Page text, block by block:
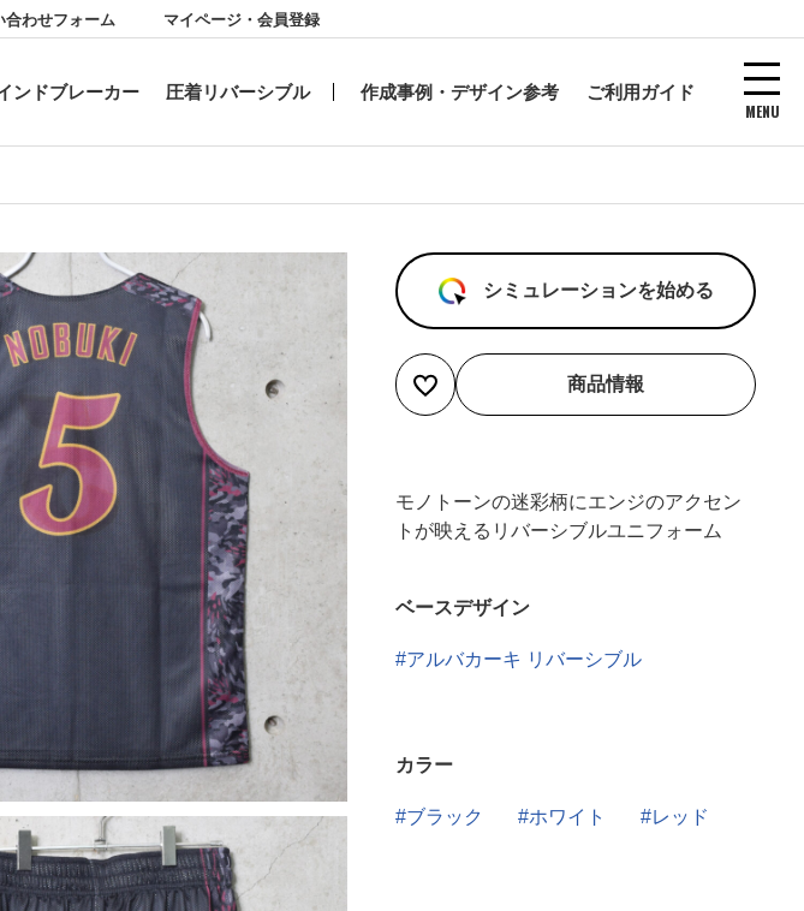
合わせフォーム マイページ・会員登録
ンドブレーカー 圧着リバーシブル 作成事例・デザイン参考
ご利用ガイド
MENU
シミュレーションを始める
商品情報
モノトーンの迷彩柄にエンジのアクセン
トが映えるリバーシブルユニフォーム
ベースデザイン
アルバカーキ リバーシブル
カラー
ブラック ホワイト レッド